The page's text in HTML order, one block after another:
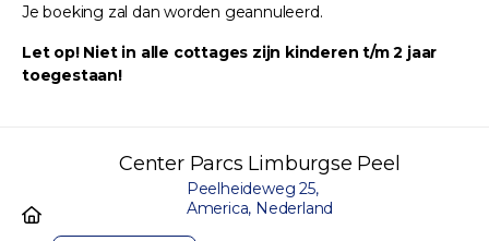
Je boeking zal dan worden geannuleerd.
Let op! Niet in alle cottages zijn kinderen t/m 2 jaar
toegestaan!
Center Parcs Limburgse Peel
Peelheideweg 25,
America, Nederland